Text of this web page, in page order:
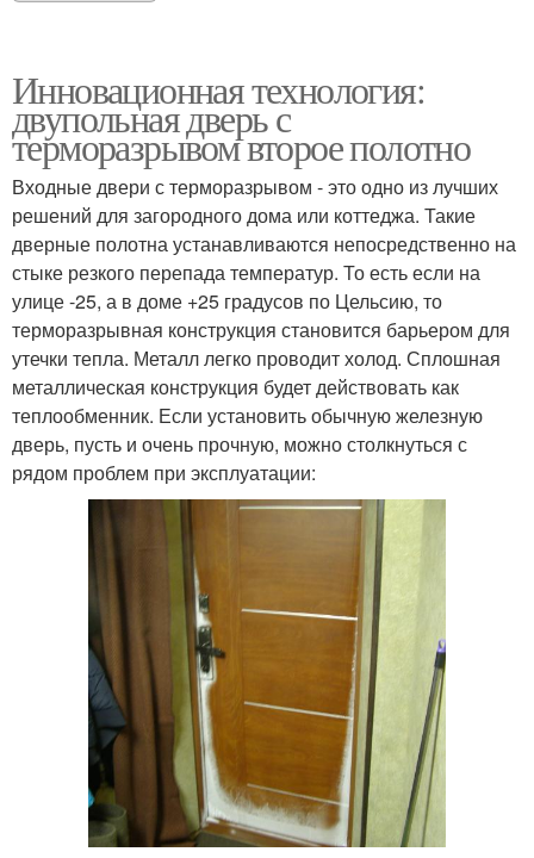
Инновационная технология:
двупольная дверь с
терморазрывом второе полотно
Входные двери с терморазрывом - это одно из лучших
решений для загородного дома или коттеджа. Такие
дверные полотна устанавливаются непосредственно на
стыке резкого перепада температур. То есть если на
улице -25, а в доме +25 градусов по Цельсию, то
терморазрывная конструкция становится барьером для
утечки тепла. Металл легко проводит холод. Сплошная
металлическая конструкция будет действовать как
теплообменник. Если установить обычную железную
дверь, пусть и очень прочную, можно столкнуться с
рядом проблем при эксплуатации: